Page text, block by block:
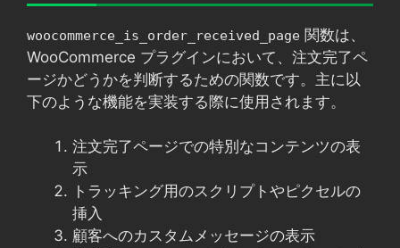
woocommerce_is_order_received_page 関数は、
WooCommerce プラグインにおいて、注文完了ペ
ージかどうかを判断するための関数です。主に以
下のような機能を実装する際に使用されます。
注文完了ページでの特別なコンテンツの表
示
トラッキング用のスクリプトやピクセルの
挿入
顧客へのカスタムメッセージの表示